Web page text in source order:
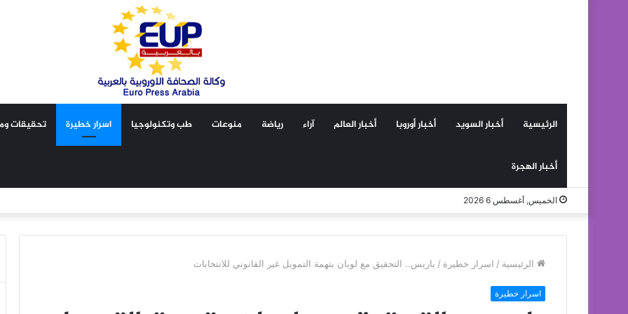
الرئيسية أخبار السويد أخبار أوروبا أخبار العالم آراء رياضة منوعات طب وتكنولوجيا اسرار خطيرة تحقيقات
أخبار الهجرة
الخميس, أغسطس 6 2026
الرئيسية / اسرار خطيرة / باريس.. التحقيق مع لوبان بتهمة التمويل غير القانوني للانتخابات
اسرار خطيرة